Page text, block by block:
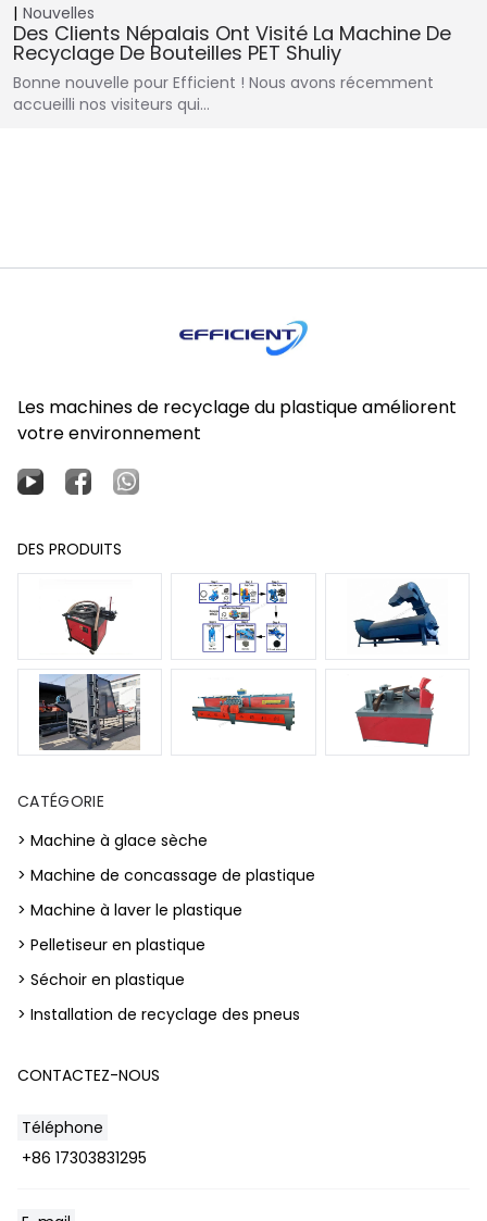
Nouvelles
Des Clients Népalais Ont Visité La Machine De
Recyclage De Bouteilles PET Shuliy
Bonne nouvelle pour Efficient ! Nous avons récemment
accueilli nos visiteurs qui…
Les machines de recyclage du plastique améliorent
votre environnement
DES PRODUITS
CATÉGORIE
> Machine à glace sèche
> Machine de concassage de plastique
> Machine à laver le plastique
> Pelletiseur en plastique
> Séchoir en plastique
> Installation de recyclage des pneus
CONTACTEZ-NOUS
Téléphone
+86 17303831295